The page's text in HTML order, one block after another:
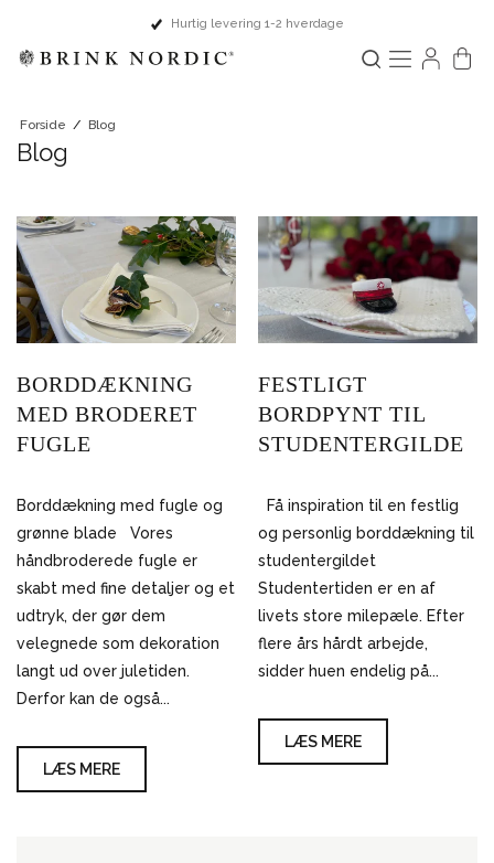
Forside / Blog
Blog
BORDDÆKNING
MED BRODERET
FUGLE
Borddækning med fugle og
grønne blade Vores
håndbroderede fugle er
skabt med fine detaljer og et
udtryk, der gør dem
velegnede som dekoration
langt ud over juletiden.
Derfor kan de også...
LÆS MERE
FESTLIGT
BORDPYNT TIL
STUDENTERGILDE
Få inspiration til en festlig
og personlig borddækning til
studentergildet
Studentertiden er en af
livets store milepæle. Efter
flere års hårdt arbejde,
sidder huen endelig på...
LÆS MERE